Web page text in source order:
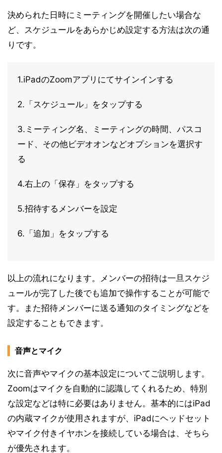
決められた日時にミーティングを開催したい場合な
ど、スケジュールをあらかじめ設定する方法は次の通
りです。
1.iPadのZoomアプリにてサインインする
2.「スケジュール」をタップする
3.ミーティング名、ミーティングの時間、パスコ
ード、その他ビデオオンなどオプションを選択す
る
4.右上の「保存」をタップする
5.招待するメンバーを設定
6.「追加」をタップする
以上の流れになります。メンバーの招待は一旦スケジ
ュールが完了した後でも追加で操作することが可能で
す。また招待メンバーに送る通知のタイミングなどを
設定することもできます。
音声とマイク
次に音声やマイクの基本設定についてご説明します。
Zoomはマイクを自動的に認識してくれるため、特別
な設定などは特に必要はありません。基本的にはiPad
の内蔵マイクが使用されますが、iPadにヘッドセット
やマイク付きイヤホンを接続している場合は、そちら
が優先されます。